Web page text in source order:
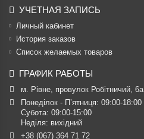
УЧЕТНАЯ ЗАПИСЬ
Личный кабинет
История заказов
Список желаемых товаров
ГРАФИК РАБОТЫ
м. Рівне, провулок Робітничий, 6а
Понеділок - П’ятниця: 09:00-18:00
Субота: 09:00-15:00
Неділя: вихідний
+38 (067) 364 71 72